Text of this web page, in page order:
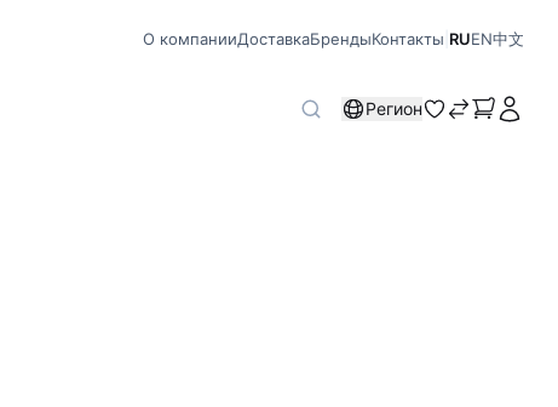
О компанииДоставкаБрендыКонтакты RUEN中文
Регион